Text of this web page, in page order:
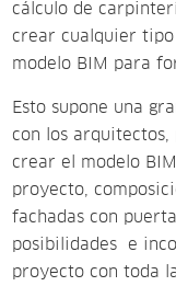
cálculo de
crear cualquier
modelo BIM para
Esto supone una
con los arquitectos,
crear el modelo
proyecto,
fachadas con
posibilidades e
proyecto con toda